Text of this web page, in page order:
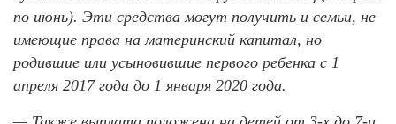
по июнь). Эти средства могут получить и семьи, не
имеющие права на материнский капитал, но
родившие или усыновившие первого ребенка с 1
апреля 2017 года до 1 января 2020 года.